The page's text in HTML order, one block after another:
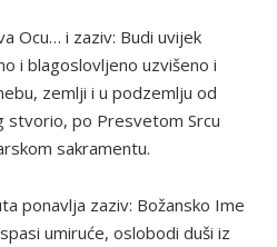
Ocu… i zaziv: Budi uvijek
i blagoslovljeno uzvišeno i
zemlji i u podzemlju od
stvorio, po Presvetom Srcu
sakramentu.
ponavlja zaziv: Božansko Ime
umiruće, oslobodi duši iz